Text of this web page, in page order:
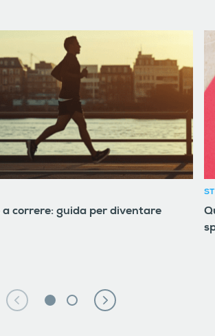
a correre: guida per diventare